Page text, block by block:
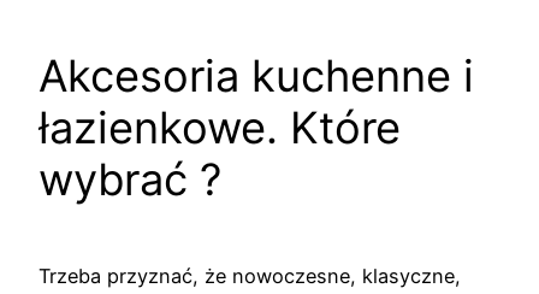
Akcesoria kuchenne i
łazienkowe. Które
wybrać ?
Trzeba przyznać, że nowoczesne, klasyczne,